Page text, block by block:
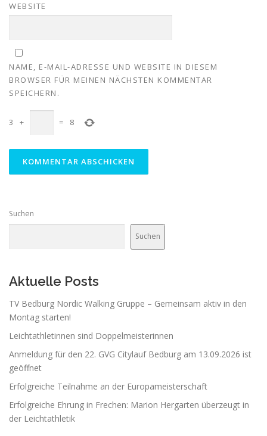
WEBSITE
NAME, E-MAIL-ADRESSE UND WEBSITE IN DIESEM
BROWSER FÜR MEINEN NÄCHSTEN KOMMENTAR
SPEICHERN.
3 + = 8
Suchen
Suchen
Aktuelle Posts
TV Bedburg Nordic Walking Gruppe – Gemeinsam aktiv in den
Montag starten!
Leichtathletinnen sind Doppelmeisterinnen
Anmeldung für den 22. GVG Citylauf Bedburg am 13.09.2026 ist
geöffnet
Erfolgreiche Teilnahme an der Europameisterschaft
Erfolgreiche Ehrung in Frechen: Marion Hergarten überzeugt in
der Leichtathletik